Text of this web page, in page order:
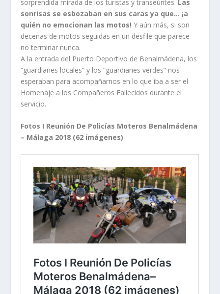
sorprendida mirada de los turistas y transeúntes. Las
sonrisas se esbozaban en sus caras ya que… ¡a
quién no emocionan las motos! Y aún más, si son
decenas de motos seguidas en un desfile que parece
no terminar nunca.
A la entrada del Puerto Deportivo de Benalmádena, los
“guardianes locales” y los “guardianes verdes” nos
esperaban para acompañarnos en lo que iba a ser el
Homenaje a los Compañeros Fallecidos durante el
servicio.
Fotos I Reunión De Policías Moteros Benalmádena
– Málaga 2018 (62 imágenes)